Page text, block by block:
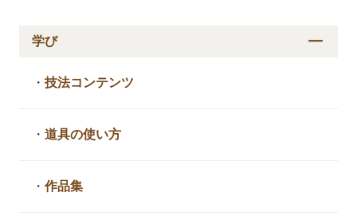
学び
・技法コンテンツ
・道具の使い方
・作品集